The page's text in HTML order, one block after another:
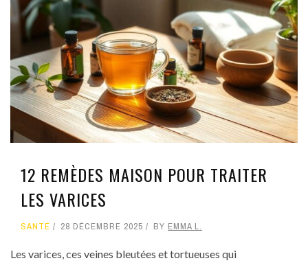
12 REMÈDES MAISON POUR TRAITER
LES VARICES
SANTÉ 28 DÉCEMBRE 2025 BY EMMA L.
Les varices, ces veines bleutées et tortueuses qui